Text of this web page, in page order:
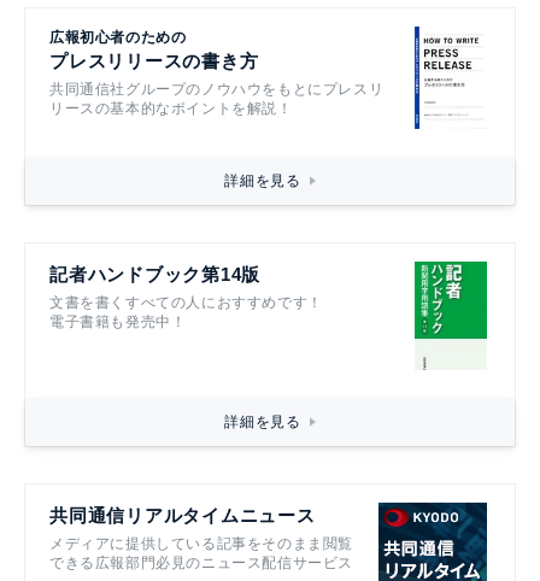
広報初心者のための
プレスリリースの書き方
共同通信社グループのノウハウをもとにプレスリ
リースの基本的なポイントを解説！
詳細を見る
記者ハンドブック第14版
文書を書くすべての人におすすめです！
電子書籍も発売中！
詳細を見る
共同通信リアルタイムニュース
メディアに提供している記事をそのまま閲覧
できる広報部門必見のニュース配信サービス